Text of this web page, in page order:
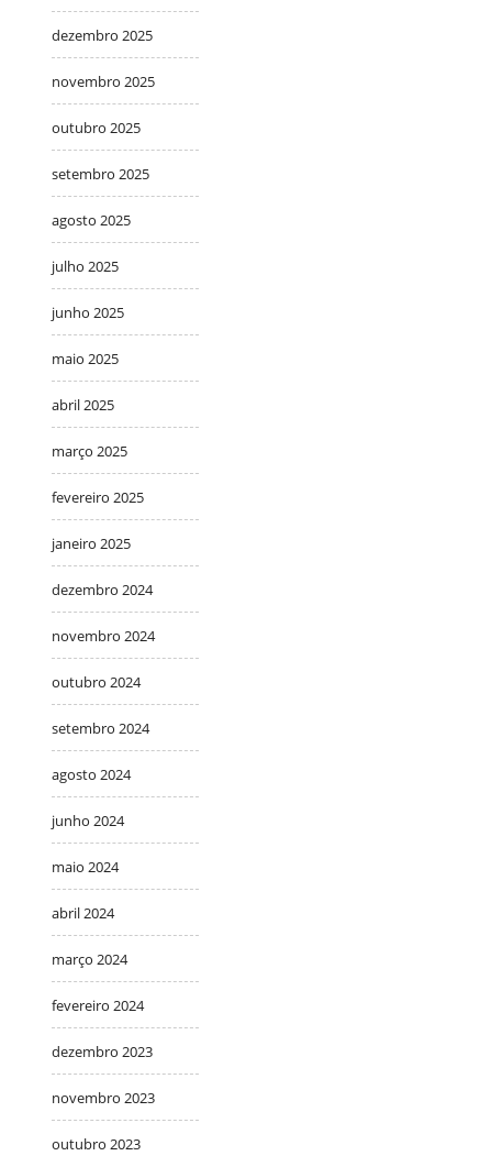
dezembro 2025
novembro 2025
outubro 2025
setembro 2025
agosto 2025
julho 2025
junho 2025
maio 2025
abril 2025
março 2025
fevereiro 2025
janeiro 2025
dezembro 2024
novembro 2024
outubro 2024
setembro 2024
agosto 2024
junho 2024
maio 2024
abril 2024
março 2024
fevereiro 2024
dezembro 2023
novembro 2023
outubro 2023